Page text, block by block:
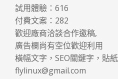
試用體驗： 616
付費文案： 282
歡迎廠商洽談合作邀稿,
廣告欄尚有空位歡迎利用
橫幅文字，SEO關鍵字，貼
flylinux@gmail.com